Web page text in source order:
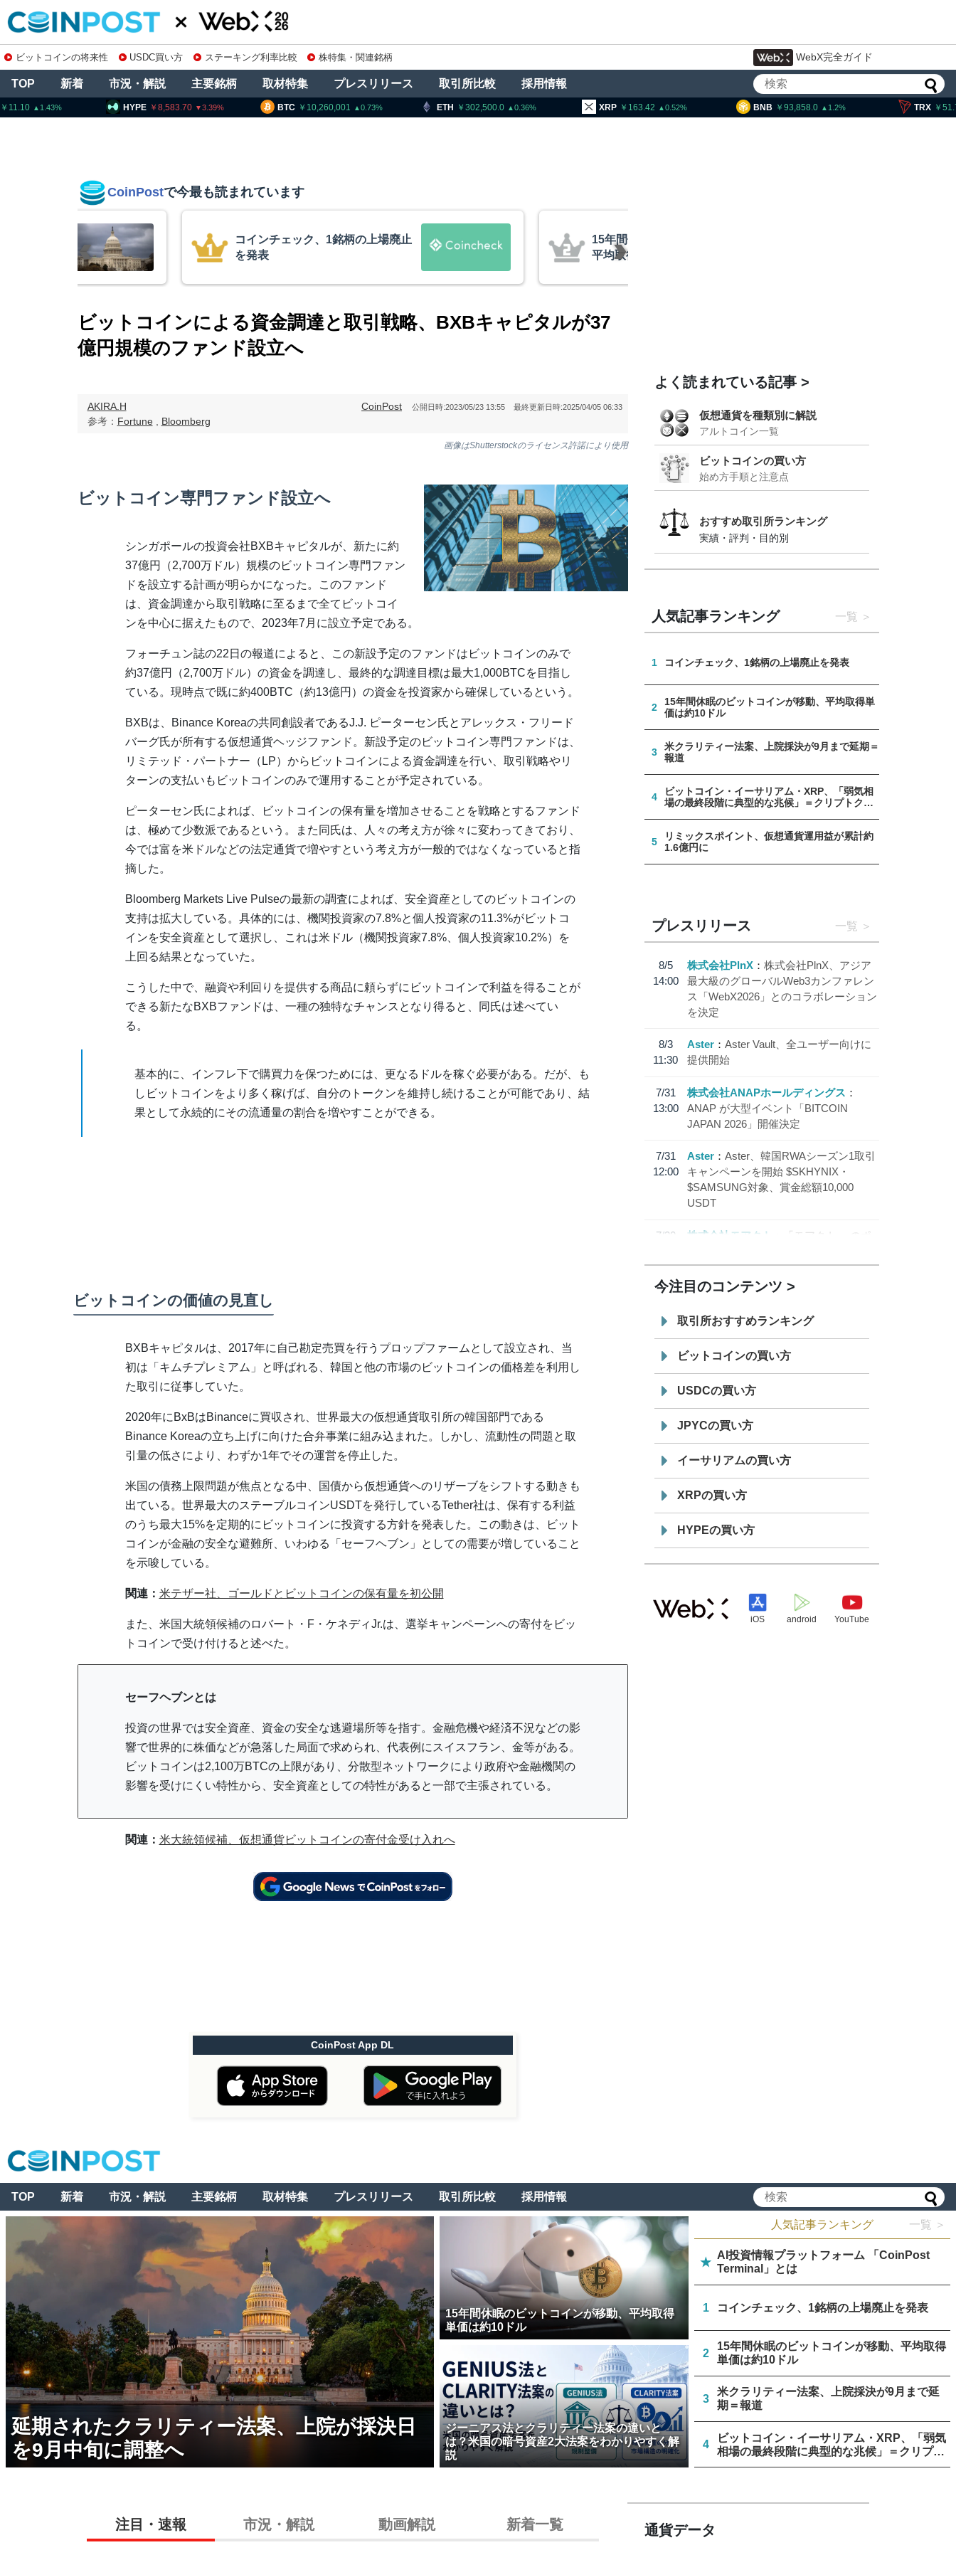
ビットコインの将来性 USDC買い方 ステーキング利率比較 株特集・関連銘柄 WebX完全ガイド
TOP 新着 市況・解説 主要銘柄 取材特集 プレスリリース 取引所比較 採用情報
BTC 10,260,001 ETH 302,500.0 XRP 163.42 BNB 93,858.0 TRX 51.74
8,583.70
CoinPostで今最も読まれています
15年間休眠のビットコインが移動、
平均取得単価は約10ドル
米クラリティー法案、上院採決が9
月まで延期＝報道
ビットコインによる資金調達と取引戦略、BXBキャピタルが37
億円規模のファンド設立へ
AKIRA.H
参考： Fortune, Bloomberg
CoinPost 公開日時:2023/05/23 13:55 最終更新日時:2025/04/05 06:33
画像はShutterstockのライセンス許諾により使用
ビットコイン専門ファンド設立へ
シンガポールの投資会社BXBキャピタルが、新たに約
37億円（2,700万ドル）規模のビットコイン専門ファン
ドを設立する計画が明らかになった。このファンド
は、資金調達から取引戦略に至るまで全てビットコイ
ンを中心に据えたもので、2023年7月に設立予定である。
フォーチュン誌の22日の報道によると、この新設予定のファンドはビットコインのみで
約37億円（2,700万ドル）の資金を調達し、最終的な調達目標は最大1,000BTCを目指し
ている。現時点で既に約400BTC（約13億円）の資金を投資家から確保しているという。
BXBは、Binance Koreaの共同創設者であるJ.J. ピーターセン氏とアレックス・フリード
バーグ氏が所有する仮想通貨ヘッジファンド。新設予定のビットコイン専門ファンドは、
リミテッド・パートナー（LP）からビットコインによる資金調達を行い、取引戦略やリ
ターンの支払いもビットコインのみで運用することが予定されている。
ピーターセン氏によれば、ビットコインの保有量を増加させることを戦略とするファンド
は、極めて少数派であるという。また同氏は、人々の考え方が徐々に変わってきており、
今では富を米ドルなどの法定通貨で増やすという考え方が一般的ではなくなっていると指
摘した。
Bloomberg Markets Live Pulseの最新の調査によれば、安全資産としてのビットコインの
支持は拡大している。具体的には、機関投資家の7.8%と個人投資家の11.3%がビットコ
インを安全資産として選択し、これは米ドル（機関投資家7.8%、個人投資家10.2%）を
上回る結果となっていた。
こうした中で、融資や利回りを提供する商品に頼らずにビットコインで利益を得ることが
できる新たなBXBファンドは、一種の独特なチャンスとなり得ると、同氏は述べてい
る。
基本的に、インフレ下で購買力を保つためには、更なるドルを稼ぐ必要がある。だが、も
しビットコインをより多く稼げば、自分のトークンを維持し続けることが可能であり、結
果として永続的にその流通量の割合を増やすことができる。
ビットコインの価値の見直し
BXBキャピタルは、2017年に自己勘定売買を行うプロップファームとして設立され、当
初は「キムチプレミアム」と呼ばれる、韓国と他の市場のビットコインの価格差を利用し
た取引に従事していた。
2020年にBxBはBinanceに買収され、世界最大の仮想通貨取引所の韓国部門である
Binance Koreaの立ち上げに向けた合弁事業に組み込まれた。しかし、流動性の問題と取
引量の低さにより、わずか1年でその運営を停止した。
米国の債務上限問題が焦点となる中、国債から仮想通貨へのリザーブをシフトする動きも
出ている。世界最大のステーブルコインUSDTを発行しているTether社は、保有する利益
のうち最大15%を定期的にビットコインに投資する方針を発表した。この動きは、ビット
コインが金融の安全な避難所、いわゆる「セーフヘブン」としての需要が増していること
を示唆している。
関連： 米テザー社、ゴールドとビットコインの保有量を初公開
また、米国大統領候補のロバート・F・ケネディJr.は、選挙キャンペーンへの寄付をビッ
トコインで受け付けると述べた。
セーフヘブンとは
投資の世界では安全資産、資金の安全な逃避場所等を指す。金融危機や経済不況などの影
響で世界的に株価などが急落した局面で求められ、代表例にスイスフラン、金等がある。
ビットコインは2,100万BTCの上限があり、分散型ネットワークにより政府や金融機関の
影響を受けにくい特性から、安全資産としての特性があると一部で主張されている。
関連： 米大統領候補、仮想通貨ビットコインの寄付金受け入れへ
CoinPost App DL
よく読まれている記事
仮想通貨を種類別に解説
アルトコイン一覧
ビットコインの買い方
始め方手順と注意点
おすすめ取引所ランキング
実績・評判・目的別
人気記事ランキング 一覧
1 コインチェック、1銘柄の上場廃止を発表
2
15年間休眠のビットコインが移動、平均取得単
価は約10ドル
3
米クラリティー法案、上院採決が9月まで延期＝
報道
4
ビットコイン・イーサリアム・XRP、「弱気相
場の最終段階に典型的な兆候」＝クリプトクア
5
リミックスポイント、仮想通貨運用益が累計約
1.6億円に
プレスリリース 一覧
8/5
14:00
株式会社PlnX
株式会社PlnX、アジア
最大級のグローバルWeb3カンファレン
ス「WebX2026」とのコラボレーション
を決定
8/3
11:30
Aster
Aster Vault、全ユーザー向けに
提供開始
7/31
13:00
株式会社ANAPホールディングス
ANAP が大型イベント「BITCOIN
JAPAN 2026」開催決定
7/31
12:00
Aster
Aster、韓国RWAシーズン1取引
キャンペーンを開始 $SKHYNIX・
$SAMSUNG対象、賞金総額10,000
USDT
7/30
株式会社モアクト
「モアクト」 のポ
「 JPYC」を追加
19:30
てステーブルコイン「JPYSC」徹底解
説セミナーを開催
今注目のコンテンツ
取引所おすすめランキング
ビットコインの買い方
USDCの買い方
JPYCの買い方
イーサリアムの買い方
XRPの買い方
HYPEの買い方
iOS android YouTube
TOP 新着 市況・解説 主要銘柄 取材特集 プレスリリース 取引所比較 採用情報
延期されたクラリティー法案、上院が採決日
を9月中旬に調整へ
15年間休眠のビットコインが移動、平均取得
単価は約10ドル
ジーニアス法とクラリティー法案の違いと
は？米国の暗号資産2大法案をわかりやすく解
説
人気記事ランキング 一覧 ＞
★
AI投資情報プラットフォーム 「CoinPost
Terminal」とは
1 コインチェック、1銘柄の上場廃止を発表
2
15年間休眠のビットコインが移動、平均取得
単価は約10ドル
3
米クラリティー法案、上院採決が9月まで延
期＝報道
4
ビットコイン・イーサリアム・XRP、「弱気
相場の最終段階に典型的な兆候」＝クリプト
クアント
注目・速報 市況・解説 動画解説 新着一覧 通貨データ